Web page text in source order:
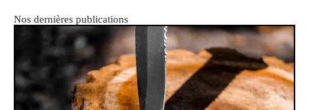
Nos dernières publications